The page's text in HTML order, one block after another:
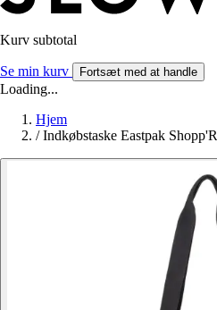
Kurv subtotal
Se min kurv Fortsæt med at handle
Loading...
Hjem
/ Indkøbstaske Eastpak Shopp'R